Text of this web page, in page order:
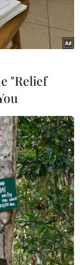
Getty Images)
tập đoàn
thể đếm hết
"Relief